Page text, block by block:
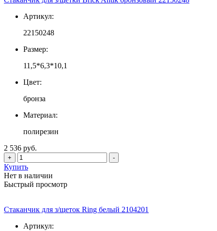
Артикул:
22150248
Размер:
11,5*6,3*10,1
Цвет:
бронза
Материал:
полирезин
2 536 руб.
+ -
Купить
Нет в наличии
Быстрый просмотр
Стаканчик для з/щеток Ring белый 2104201
Артикул: